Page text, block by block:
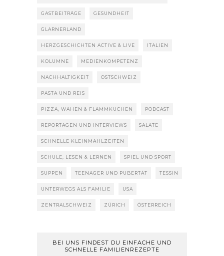
GASTBEITRÄGE GESUNDHEIT
GLARNERLAND
HERZGESCHICHTEN ACTIVE & LIVE ITALIEN
KOLUMNE MEDIENKOMPETENZ
NACHHALTIGKEIT OSTSCHWEIZ
PASTA UND REIS
PIZZA, WÄHEN & FLAMMKUCHEN PODCAST
REPORTAGEN UND INTERVIEWS SALATE
SCHNELLE KLEINMAHLZEITEN
SCHULE, LESEN & LERNEN SPIEL UND SPORT
SUPPEN TEENAGER UND PUBERTÄT TESSIN
UNTERWEGS ALS FAMILIE USA
ZENTRALSCHWEIZ ZÜRICH ÖSTERREICH
BEI UNS FINDEST DU EINFACHE UND
SCHNELLE FAMILIENREZEPTE